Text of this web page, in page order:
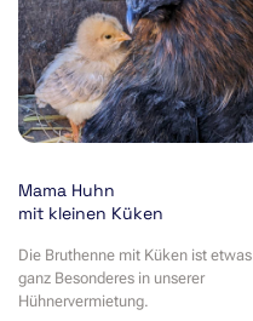
Mama Huhn
mit kleinen Küken
Die Bruthenne mit Küken ist etwas
ganz Besonderes in unserer
Hühnervermietung.